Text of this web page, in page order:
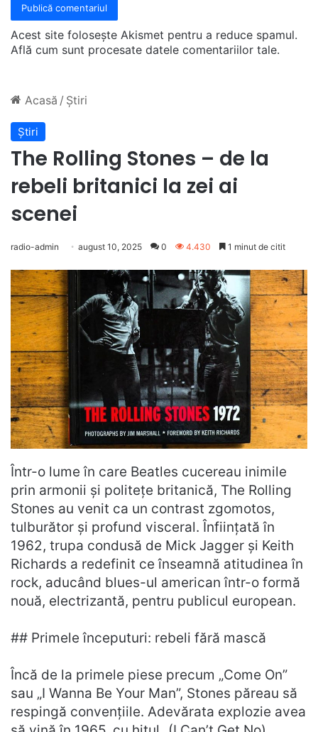
Acest site folosește Akismet pentru a reduce spamul.
Află cum sunt procesate datele comentariilor tale.